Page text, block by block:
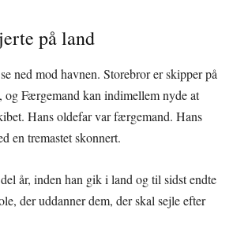
på land
ned mod havnen. Storebror er skipper på
og Færgemand kan indimellem nyde at
Hans oldefar var færgemand. Hans
en tremastet skonnert.
år, inden han gik i land og til sidst endte
der uddanner dem, der skal sejle efter